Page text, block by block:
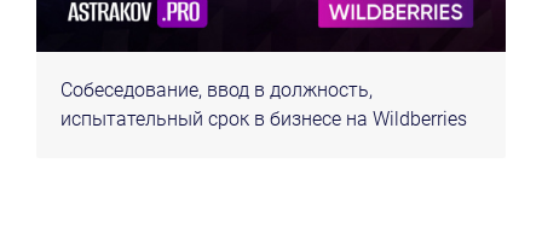
Собеседование, ввод в должность,
испытательный срок в бизнесе на Wildberries